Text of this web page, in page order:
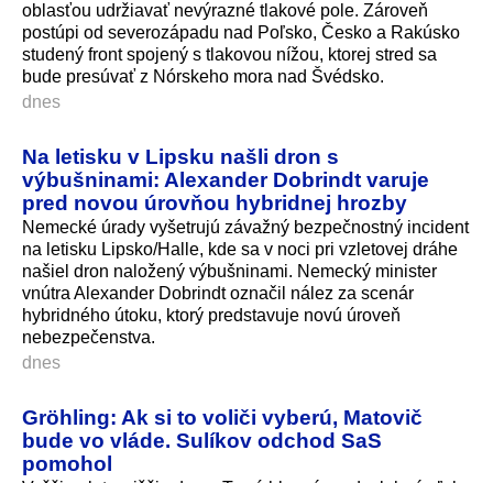
oblasťou udržiavať nevýrazné tlakové pole. Zároveň
postúpi od severozápadu nad Poľsko, Česko a Rakúsko
studený front spojený s tlakovou nížou, ktorej stred sa
bude presúvať z Nórskeho mora nad Švédsko.
dnes
Na letisku v Lipsku našli dron s
výbušninami: Alexander Dobrindt varuje
pred novou úrovňou hybridnej hrozby
Nemecké úrady vyšetrujú závažný bezpečnostný incident
na letisku Lipsko/Halle, kde sa v noci pri vzletovej dráhe
našiel dron naložený výbušninami. Nemecký minister
vnútra Alexander Dobrindt označil nález za scenár
hybridného útoku, ktorý predstavuje novú úroveň
nebezpečenstva.
dnes
Gröhling: Ak si to voliči vyberú, Matovič
bude vo vláde. Sulíkov odchod SaS
pomohol